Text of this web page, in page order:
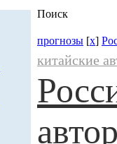
Поиск
прогнозы [x]
китайские